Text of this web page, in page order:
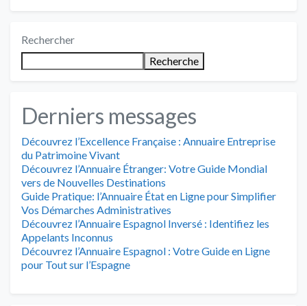
Rechercher
Recherche
Derniers messages
Découvrez l’Excellence Française : Annuaire Entreprise
du Patrimoine Vivant
Découvrez l’Annuaire Étranger: Votre Guide Mondial
vers de Nouvelles Destinations
Guide Pratique: l’Annuaire État en Ligne pour Simplifier
Vos Démarches Administratives
Découvrez l’Annuaire Espagnol Inversé : Identifiez les
Appelants Inconnus
Découvrez l’Annuaire Espagnol : Votre Guide en Ligne
pour Tout sur l’Espagne